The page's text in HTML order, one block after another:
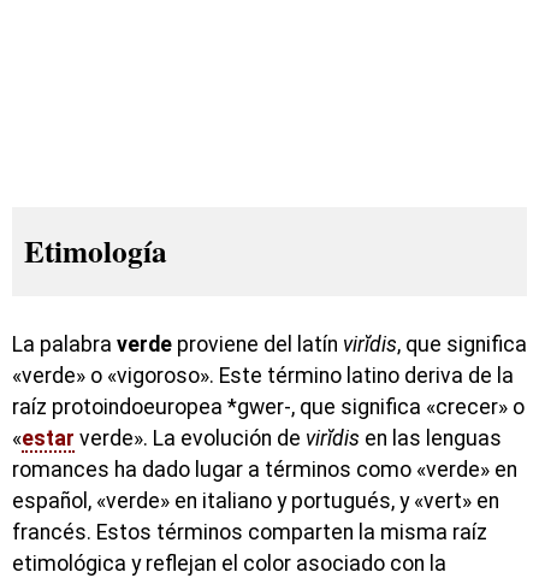
Etimología
La palabra verde proviene del latín virĭdis, que significa
«verde» o «vigoroso». Este término latino deriva de la
raíz protoindoeuropea *gwer-, que significa «crecer» o
«estar verde». La evolución de virĭdis en las lenguas
romances ha dado lugar a términos como «verde» en
español, «verde» en italiano y portugués, y «vert» en
francés. Estos términos comparten la misma raíz
etimológica y reflejan el color asociado con la